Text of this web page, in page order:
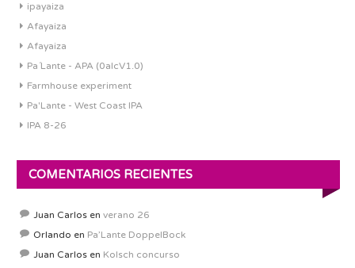
ipayaiza
Afayaiza
Afayaiza
Pa´Lante - APA (0alcV1.0)
Farmhouse experiment
Pa'Lante - West Coast IPA
IPA 8-26
COMENTARIOS RECIENTES
Juan Carlos en verano 26
Orlando en Pa’Lante DoppelBock
Juan Carlos en Kolsch concurso